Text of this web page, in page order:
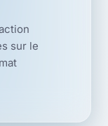
sur le